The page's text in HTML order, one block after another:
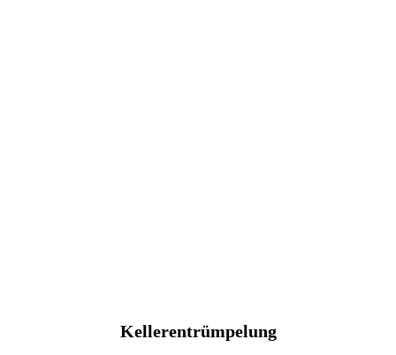
Kellerentrümpelung